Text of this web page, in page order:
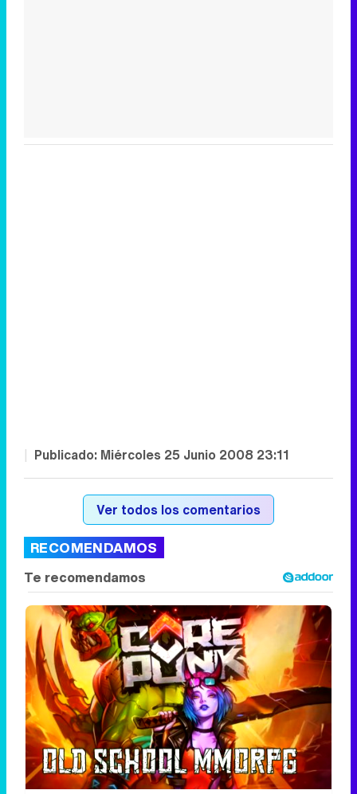
| Publicado: Miércoles 25 Junio 2008 23:11
Ver todos los comentarios
RECOMENDAMOS